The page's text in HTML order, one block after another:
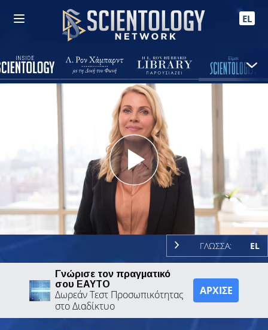
EL
Play
Video
ΓΛΩΣΣΑ: EL
Γνώρισε τον πραγματικό
σου ΕΑΥΤΟ
Δωρεάν Τεστ Προσωπικότητας
στο Διαδίκτυο
ΑΡΧΙΣΕ